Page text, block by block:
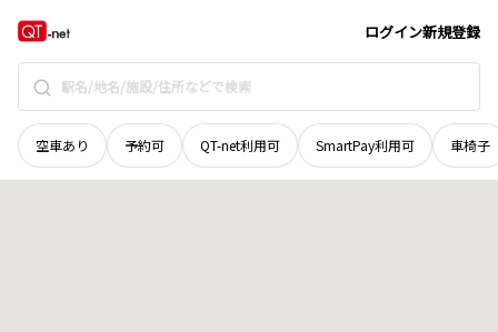
ログイン新規登録
空車あり 予約可 QT-net利用可 SmartPay利用可 車椅子
愛媛県